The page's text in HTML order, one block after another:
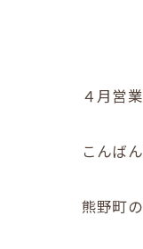
４月営
こんば
熊野町